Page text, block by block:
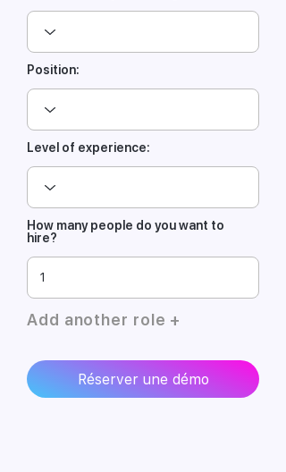
Position:
Level of experience:
How many people do you want to
hire?
Add another role +
Réserver une démo